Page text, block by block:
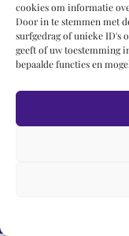
cookies om informatie
Door in te stemmen met
surfgedrag of unieke ID's
geeft of uw toestemming
bepaalde functies en
© 2019 Roel